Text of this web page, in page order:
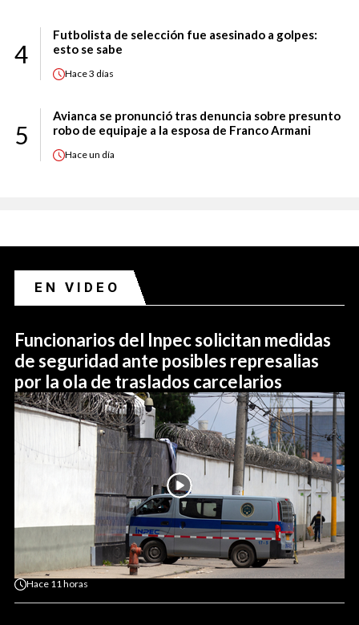
4
Futbolista de selección fue asesinado a golpes:
esto se sabe
Hace3 días
5
Avianca se pronunció tras denuncia sobre presunto
robo de equipaje a la esposa de Franco Armani
Haceun día
EN VIDEO
Funcionarios del Inpec solicitan medidas
de seguridad ante posibles represalias
por la ola de traslados carcelarios
Hace 11 horas